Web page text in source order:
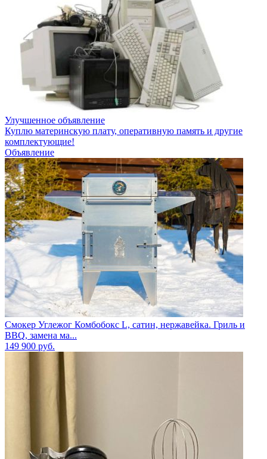
Улучшенное объявление
Куплю материнскую плату, оперативную память и другие
комплектующие!
Объявление
Смокер Углежог Комбобокс L, сатин, нержавейка. Гриль и
BBQ, замена ма...
149 900 руб.